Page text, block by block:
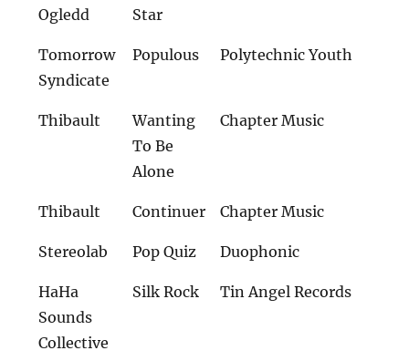
Ogledd
Star
Tomorrow
Syndicate
Populous Polytechnic Youth
Thibault
Wanting
To Be
Alone
Chapter Music
Thibault Continuer Chapter Music
Stereolab Pop Quiz Duophonic
HaHa
Sounds
Collective
Silk Rock Tin Angel Records